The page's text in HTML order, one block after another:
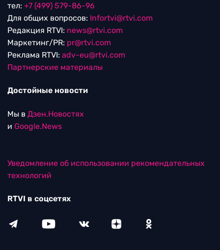
тел: +7 (499) 579-86-96
Для общих вопросов: Infortvi@rtvi.com
Редакция RTVI: news@rtvi.com
Маркетинг/PR: pr@rtvi.com
Реклама RTVI: adv-eu@rtvi.com
Партнерские материалы
Достойные новости
Мы в Дзен.Новостях
и Google.News
Уведомление об использовании рекомендательных
технологий
RTVI в соцсетях